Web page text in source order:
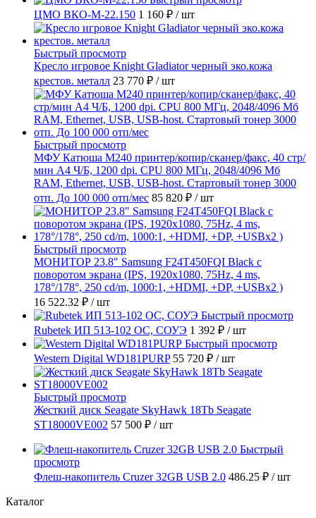
ЦМО ВКО-М-22.150 1 160 ₽ / шт
Быстрый просмотр
Кресло игровое Knight Gladiator черный эко.кожа
крестов. металл 23 770 ₽ / шт
Быстрый просмотр
МФУ Катюша M240 принтер/копир/сканер/факс, 40 стр/
мин А4 Ч/Б, 1200 dpi. CPU 800 МГц, 2048/4096 Мб
RAM, Ethernet, USB, USB-host. Стартовый тонер 3000
отп. До 100 000 отп/мес 85 820 ₽ / шт
Быстрый просмотр
МОНИТОР 23.8" Samsung F24T450FQI Black с
поворотом экрана (IPS, 1920x1080, 75Hz, 4 ms,
178°/178°, 250 cd/m, 1000:1, +HDMI, +DP, +USBx2 )
16 522.32 ₽ / шт
Быстрый просмотр
Rubetek ИП 513-102 ОС, СОУЭ 1 392 ₽ / шт
Быстрый просмотр
Western Digital WD181PURP 55 720 ₽ / шт
Быстрый просмотр
Жесткий диск Seagate SkyHawk 18Tb Seagate
ST18000VE002 57 500 ₽ / шт
Быстрый
просмотр
Флеш-накопитель Cruzer 32GB USB 2.0 486.25 ₽ / шт
Каталог